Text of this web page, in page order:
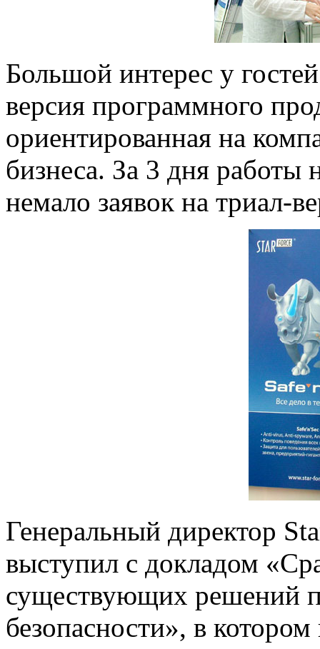
Большой интерес у
версия программного
ориентированная на
бизнеса. За 3 дня работы
немало заявок на триал-
Генеральный директор
выступил с докладом
существующих решений
безопасности», в